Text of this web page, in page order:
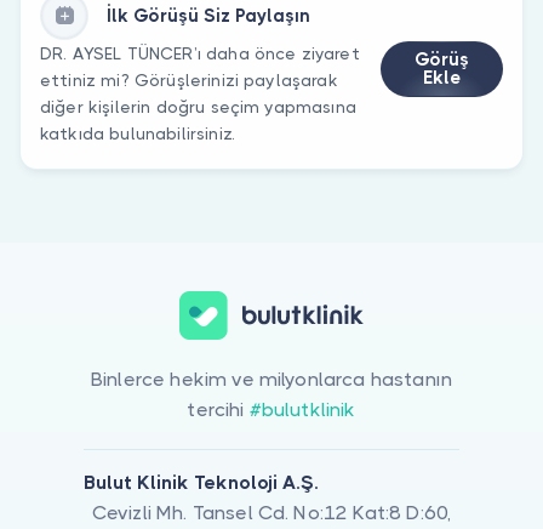
İlk Görüşü Siz Paylaşın
DR. AYSEL TÜNCER’ı daha önce ziyaret
ettiniz mi? Görüşlerinizi paylaşarak
diğer kişilerin doğru seçim yapmasına
katkıda bulunabilirsiniz.
Görüş
Ekle
Binlerce hekim ve milyonlarca hastanın
tercihi #bulutklinik
Bulut Klinik Teknoloji A.Ş.
Cevizli Mh. Tansel Cd. No:12 Kat:8 D:60,